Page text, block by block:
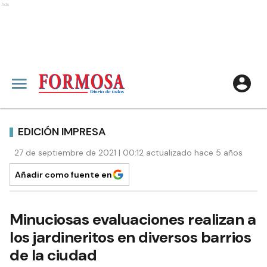
Ads
EDICIÓN IMPRESA
27 de septiembre de 2021 | 00:12 actualizado hace 5 años
Añadir como fuente en
Minuciosas evaluaciones realizan a
los jardineritos en diversos barrios
de la ciudad